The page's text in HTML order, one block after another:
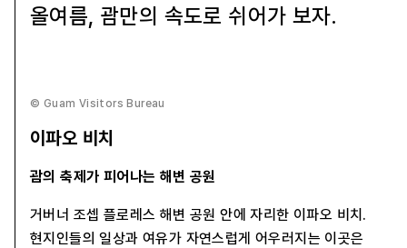
올여름, 괌만의 속도로 쉬어가 보자.
© Guam Visitors Bureau
이파오 비치
괌의 축제가 피어나는 해변 공원
거버너 조셉 플로레스 해변 공원 안에 자리한 이파오 비치.
현지인들의 일상과 여유가 자연스럽게 어우러지는 이곳은